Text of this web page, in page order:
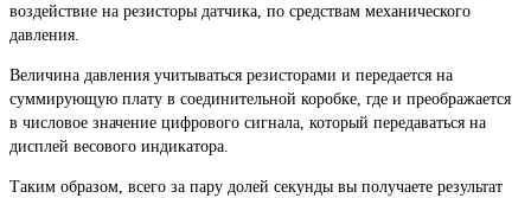
воздействие на резисторы датчика, по средствам механического
давления.
Величина давления учитываться резисторами и передается на
суммирующую плату в соединительной коробке, где и преображается
в числовое значение цифрового сигнала, который передаваться на
дисплей весового индикатора.
Таким образом, всего за пару долей секунды вы получаете результат